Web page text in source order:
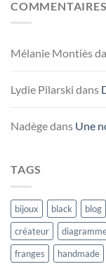
Mélanie Montiès
Lydie Pilarski dans
Nadègedans Une
TAGS
bijoux black blog
créateur
franges
handmade